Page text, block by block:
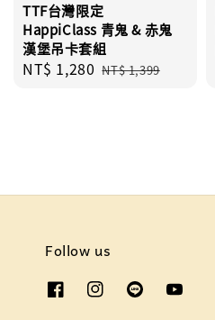
TTF台灣限定
HappiClass 青鬼 & 赤鬼
漢堡吊卡套組
Sale
NT$ 1,280 Regular
NT$ 1,399
Follow us